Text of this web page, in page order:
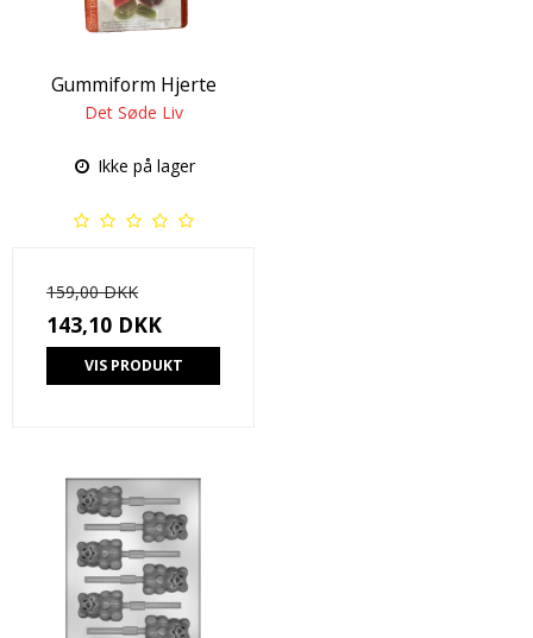
Gummiform Hjerte
Det Søde Liv
Ikke på lager
159,00 DKK
143,10 DKK
VIS PRODUKT